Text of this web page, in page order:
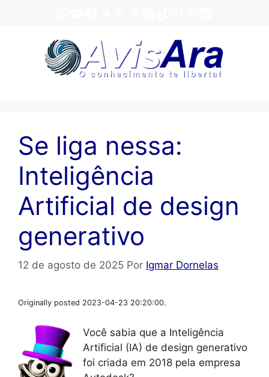
Se liga nessa:
Inteligência
Artificial de design
generativo
12 de agosto de 2025 Por Igmar Dornelas
Originally posted 2023-04-23 20:20:00.
Você sabia que a Inteligência
Artificial (IA) de design generativo
foi criada em 2018 pela empresa